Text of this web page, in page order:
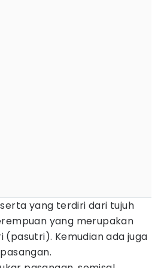
yang terdiri dari tujuh
yang merupakan
(pasutri). Kemudian ada juga